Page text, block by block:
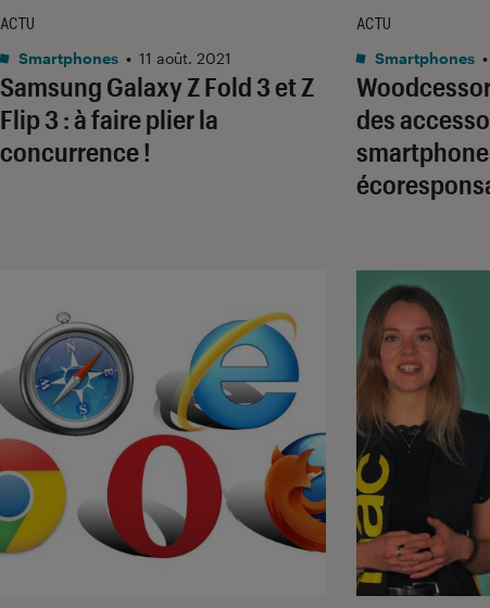
Samsung Galaxy Z Fold 3 et Z
Flip 3 : à faire plier la
concurrence !
ACTU
Smartphones • 11 août. 2021
des
ACTU
Smartphones •